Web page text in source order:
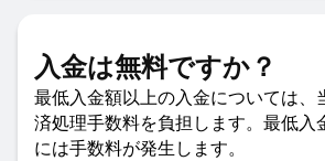
入金は無料ですか？
最低入金額以上の入金については、
済処理手数料を負担します。最低入
には手数料が発生します。